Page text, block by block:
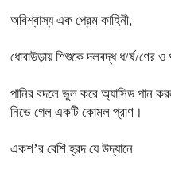
অবিশ্বাস্য এক প্রেম কাহিনী,
ধোবাউড়ায় শিশুকে দলবদ্ধ ধ/র্ষ/ণের
পানির বদলে ভুল করে অ্যাসিড পান
নিভে গেল একটি কোমল প্রাণ।
একশ’র বেশি হ্রদ যে উদ্যানে